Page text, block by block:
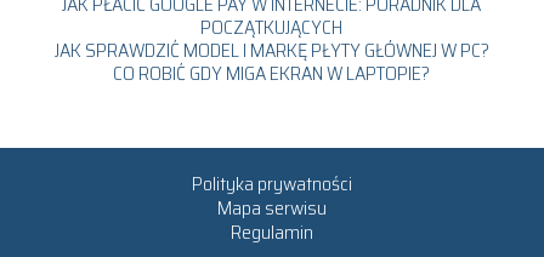
POCZĄTKUJĄCYCH
JAK SPRAWDZIĆ MODEL I MARKĘ PŁYTY GŁÓWNEJ W PC?
CO ROBIĆ GDY MIGA EKRAN W LAPTOPIE?
Polityka prywatności
Mapa serwisu
Regulamin